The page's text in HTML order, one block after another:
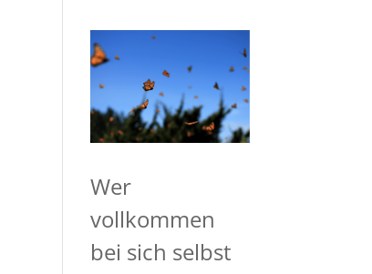
Wer
vollkommen
bei sich selbst